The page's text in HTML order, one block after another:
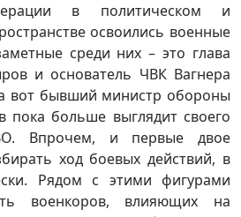
в политическом и
освоились военные
среди них – это глава
и основатель ЧВК Вагнера
вот бывший министр обороны
пока больше выглядит своего
Впрочем, и первые двое
ход боевых действий, в
Рядом с этими фигурами
военкоров, влияющих на